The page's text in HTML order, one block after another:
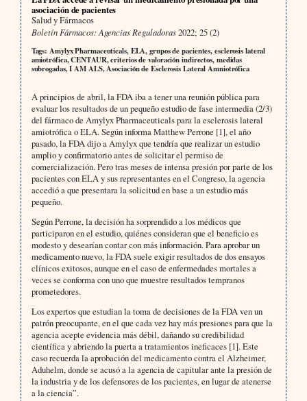
asociación de pacientes
Salud y Fármacos
Boletín Fármacos: Agencias Reguladoras2022; 25 (2)
Tags: Amylyx Pharmaceuticals, ELA, grupos de pacientes, esclerosis lateral
amiotrófica, CENTAUR, criterios de valoración indirectos, medidas
subrogadas, I AM ALS, Asociación de Esclerosis Lateral Amniotrófica
A principios de abril, la FDA iba a tener una reunión pública para
evaluar los resultados de un pequeño estudio de fase intermedia (2/3)
del fármaco de Amylyx Pharmaceuticals para la esclerosis lateral
amiotrófica o ELA. Según informa Matthew Perrone [1], el año
pasado, la FDA dijo a Amylyx que tendría que realizar un estudio
amplio y confirmatorio antes de solicitar el permiso de
comercialización. Pero tras meses de intensa presión por parte de los
pacientes con ELA y sus representantes en el Congreso, la agencia
accedió a que presentara la solicitud en base a un estudio más
pequeño.
Según Perrone, la decisión ha sorprendido a los médicos que
participaron en el estudio, quiénes consideran que el beneficio es
modesto y desearían contar con más información. Para aprobar un
medicamento nuevo, la FDA suele exigir resultados de dos ensayos
clínicos exitosos, aunque en el caso de enfermedades mortales a
veces se conforma con uno que muestre resultados tempranos
prometedores.
Los expertos que estudian la toma de decisiones de la FDA ven un
patrón preocupante, en el que cada vez hay más presiones para que la
agencia acepte evidencia más débil, dañando su credibilidad
científica y abriendo la puerta a tratamientos ineficaces [1]. Este
caso recuerda la aprobación del medicamento contra el Alzheimer,
Aduhelm, donde se acusó a la agencia de capitular ante la presión de
la industria y de los defensores de los pacientes, en lugar de atenerse
a la ciencia”.